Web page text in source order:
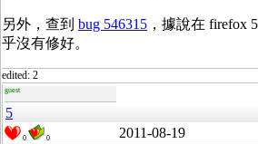
另外，查到 bug 546315 ，據說在 firefox
乎沒有修好。
edited: 2
guest
5
0 0 2011-08-19